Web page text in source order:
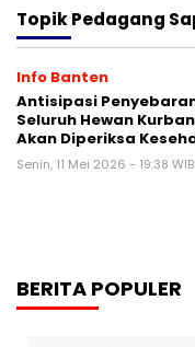
TopikPedagang
Info Banten
Antisipasi
Seluruh Hewan
Akan Diperiksa
Senin, 11 Mei 2026 - 19:38 WIB
BERITA POPULER